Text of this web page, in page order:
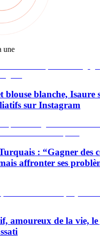
une
blanche, Isaure
sur Instagram
: “Gagner des
affronter ses
amoureux de la vie,